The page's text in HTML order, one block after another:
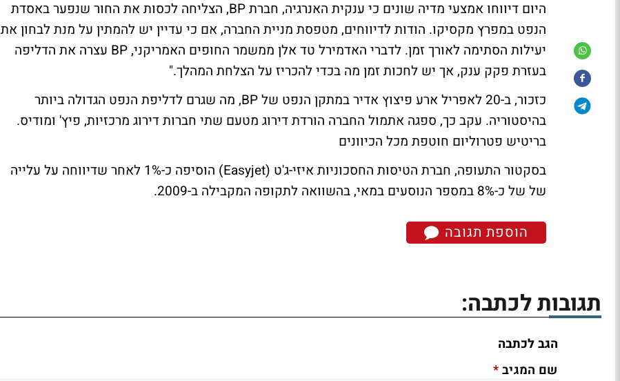
היום דיווחו אמצעי מדיה שונים כי ענקית האנרגיה, חברת BP, הצליחה לכסות את החור שנפער באסדת
הנפט במפרץ מקסיקו. הודות לדיווחים, מטפסת מניית החברה, אם כי עדיין יש להמתין על מנת לבחון את
יעילות הסתימה לאורך זמן. לדברי האדמירל טד אלן ממשמר החופים האמריקני, BP עצרה את הדליפה
בעזרת פקק ענק, אך יש לחכות זמן מה בכדי להכריז על הצלחת המהלך."
כזכור, ב-20 לאפריל ארע פיצוץ אדיר במתקן הנפט של BP, מה שגרם לדליפת הנפט הגדולה ביותר
בהיסטוריה. עקב כך, ספגה אתמול החברה הורדת דירוג מטעם שתי חברות דירוג מרכזיות, פיץ' ומודיס.
בריטיש פטרוליום חוטפת מכל הכיוונים
בסקטור התעופה, חברת הטיסות החסכוניות איזי-ג'ט (Easyjet) הוסיפה כ-1% לאחר שדיווחה על עלייה
של של כ-8% במספר הנוסעים במאי, בהשוואה לתקופה המקבילה ב-2009.
הוספת תגובה
תגובות לכתבה:
הגב לכתבה
שם המגיב*